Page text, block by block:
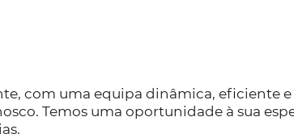
com uma equipa dinâmica, eficiente
Temos uma oportunidade à sua